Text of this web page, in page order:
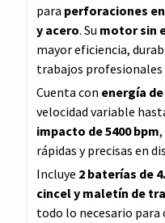
para perforaciones
y acero. Su motor sin
mayor eficiencia,
trabajos
Cuenta con energía
velocidad variable
impacto de 5400 bpm
rápidas y precisas en
Incluye 2 baterías de
cincel y maletín de
todo lo necesario para